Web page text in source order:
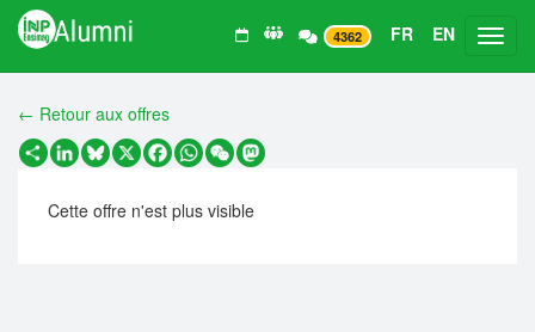
4362 FR EN
← Retour aux offres
PartagerLinkedIn
Bluesky
X Facebook
WhatsApp
WeChatMastodon
Cette offre n'est plus visible